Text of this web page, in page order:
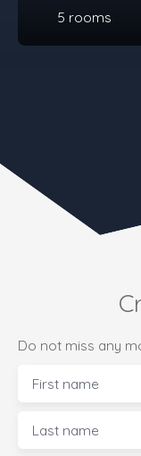
5 rooms
Do not miss any
First name
Last name